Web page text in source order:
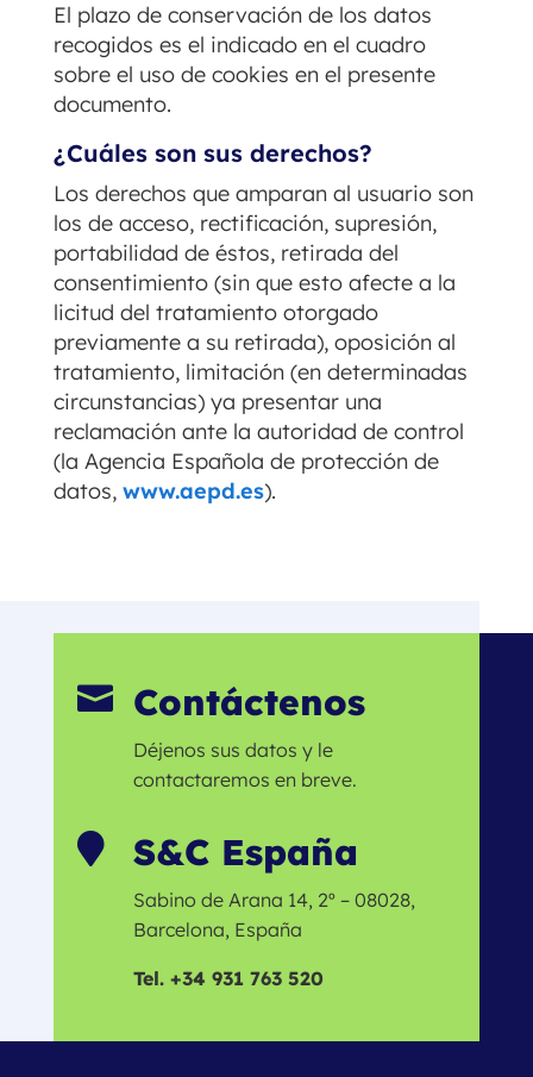
El plazo de conservación de los datos
recogidos es el indicado en el cuadro
sobre el uso de cookies en el presente
documento.
¿Cuáles son sus derechos?
Los derechos que amparan al usuario son
los de acceso, rectificación, supresión,
portabilidad de éstos, retirada del
consentimiento (sin que esto afecte a la
licitud del tratamiento otorgado
previamente a su retirada), oposición al
tratamiento, limitación (en determinadas
circunstancias) ya presentar una
reclamación ante la autoridad de control
(la Agencia Española de protección de
datos, www.aepd.es).
 Contáctenos
Déjenos sus datos y le
contactaremos en breve.
 S&C España
Sabino de Arana 14, 2º – 08028,
Barcelona, España
Tel. +34 931 763 520